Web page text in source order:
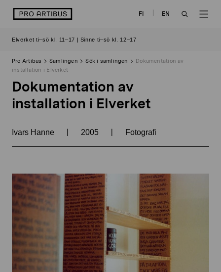
logo FI
EN
Elverket ti–sö kl. 11–17 | Sinne ti–sö kl. 12–17
Pro Artibus Samlingen Sök i samlingen
Dokumentation av
installation i Elverket
Dokumentation av
installation i Elverket
Ivars Hanne | 2005 | Fotografi